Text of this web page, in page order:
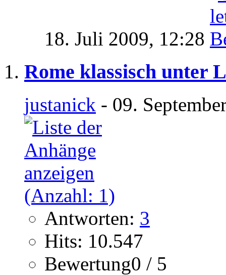
18. Juli 2009, 12:28
Rome klassisch unter
justanick - 09.
Antworten: 3
Hits: 10.547
Bewertung0 / 5